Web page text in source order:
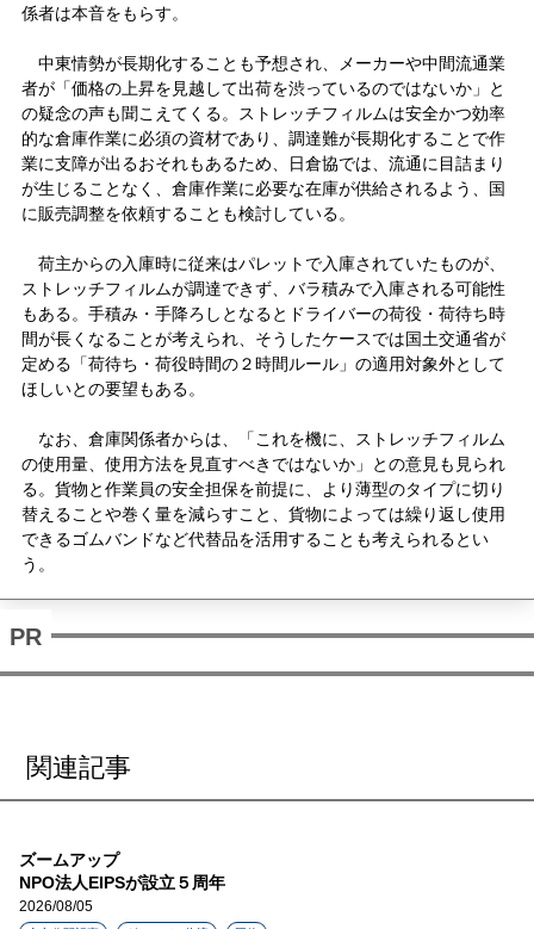
係者は本音をもらす。
中東情勢が長期化することも予想され、メーカーや中間流通業
者が「価格の上昇を見越して出荷を渋っているのではないか」と
の疑念の声も聞こえてくる。ストレッチフィルムは安全かつ効率
的な倉庫作業に必須の資材であり、調達難が長期化することで作
業に支障が出るおそれもあるため、日倉協では、流通に目詰まり
が生じることなく、倉庫作業に必要な在庫が供給されるよう、国
に販売調整を依頼することも検討している。
荷主からの入庫時に従来はパレットで入庫されていたものが、
ストレッチフィルムが調達できず、バラ積みで入庫される可能性
もある。手積み・手降ろしとなるとドライバーの荷役・荷待ち時
間が長くなることが考えられ、そうしたケースでは国土交通省が
定める「荷待ち・荷役時間の２時間ルール」の適用対象外として
ほしいとの要望もある。
なお、倉庫関係者からは、「これを機に、ストレッチフィルム
の使用量、使用方法を見直すべきではないか」との意見も見られ
る。貨物と作業員の安全担保を前提に、より薄型のタイプに切り
替えることや巻く量を減らすこと、貨物によっては繰り返し使用
できるゴムバンドなど代替品を活用することも考えられるとい
う。
関連記事
ズームアップ
NPO法人EIPSが設立５周年
2026/08/05